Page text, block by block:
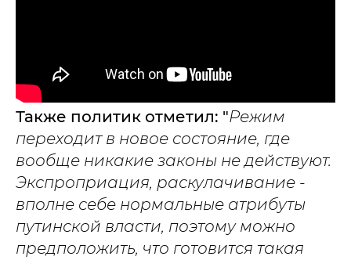
Также политик отметил: "Режим
переходит в новое состояние, где
вообще никакие законы не действуют.
Экспроприация, раскулачивание -
вполне себе нормальные атрибуты
путинской власти, поэтому можно
предположить, что готовится такая